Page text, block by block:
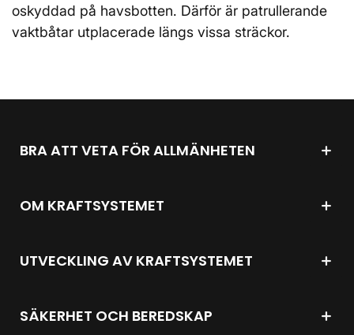
oskyddad på havsbotten. Därför är patrullerande
vaktbåtar utplacerade längs vissa sträckor.
BRA ATT VETA FÖR ALLMÄNHETEN
OM KRAFTSYSTEMET
UTVECKLING AV KRAFTSYSTEMET
SÄKERHET OCH BEREDSKAP